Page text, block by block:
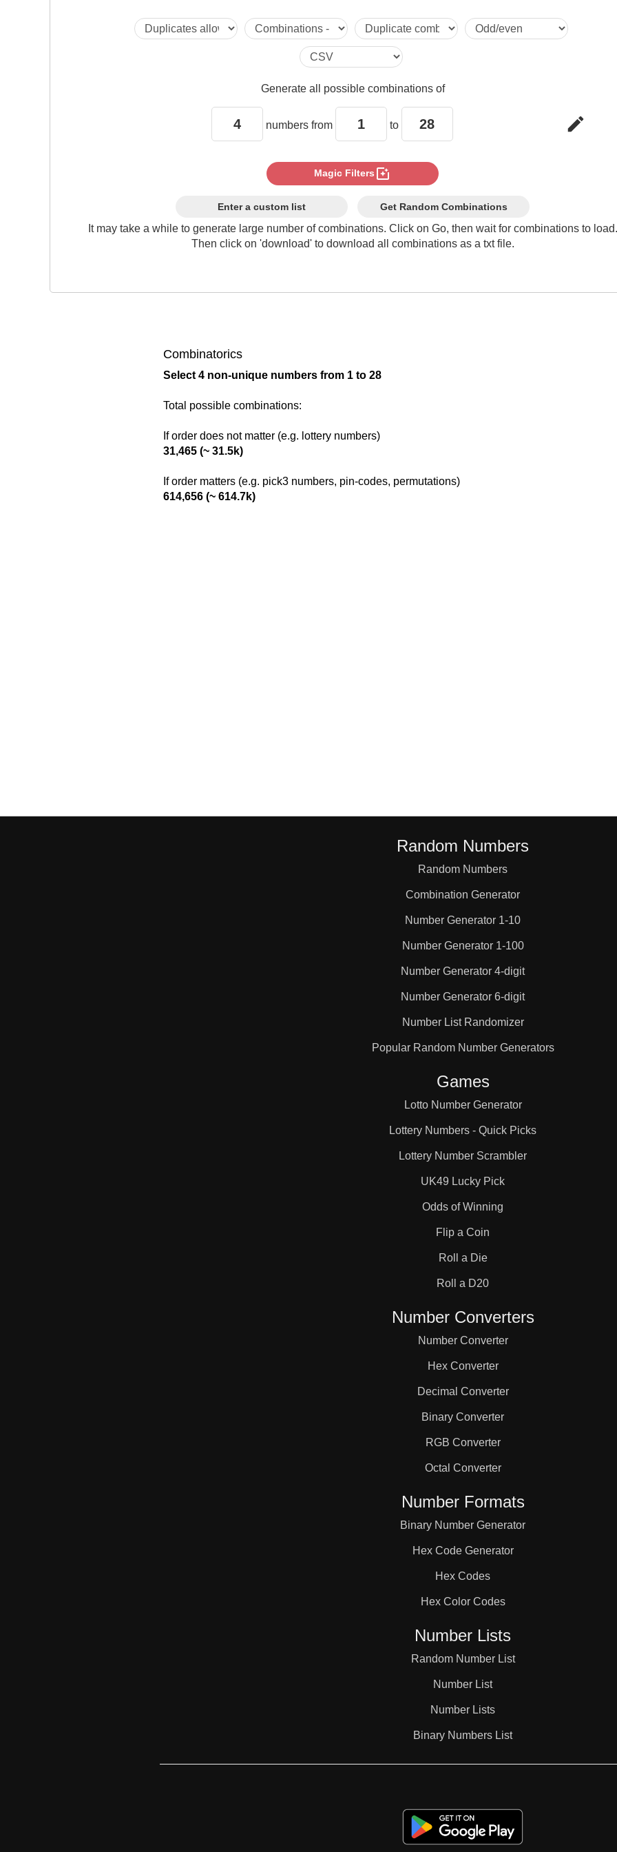
Generate all possible combinations of
numbers from to edit
Magic Filters photo_filter
Enter a custom list Get Random Combinations
It may take a while to generate large number of combinations. Click on Go, then wait for combinations to load.
Then click on 'download' to download all combinations as a txt file.
Combinatorics
Select 4 non-unique numbers from 1 to 28
Total possible combinations:
If order does not matter (e.g. lottery numbers)
31,465 (~ 31.5k)
If order matters (e.g. pick3 numbers, pin-codes, permutations)
614,656 (~ 614.7k)
Random Numbers
Random Numbers
Combination Generator
Number Generator 1-10
Number Generator 1-100
Number Generator 4-digit
Number Generator 6-digit
Number List Randomizer
Popular Random Number Generators
Games
Lotto Number Generator
Lottery Numbers - Quick Picks
Lottery Number Scrambler
UK49 Lucky Pick
Odds of Winning
Flip a Coin
Roll a Die
Roll a D20
Number Converters
Number Converter
Hex Converter
Decimal Converter
Binary Converter
RGB Converter
Octal Converter
Number Formats
Binary Number Generator
Hex Code Generator
Hex Codes
Hex Color Codes
Number Lists
Random Number List
Number List
Number Lists
Binary Numbers List